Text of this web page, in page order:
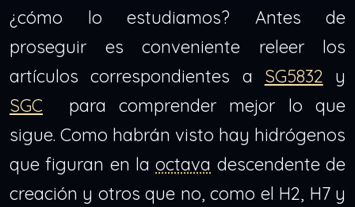
¿cómo lo estudiamos? Antes de
proseguir es conveniente releer los
artículos correspondientes a SG5832 y
SGC para comprender mejor lo que
sigue. Como habrán visto hay hidrógenos
que figuran en laoctava descendente de
creación y otros que no, como el H2, H7 y